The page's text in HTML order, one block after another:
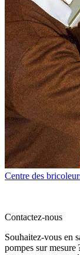
Centre des
Contactez-nous
Souhaitez-vous en
pompes sur mesure